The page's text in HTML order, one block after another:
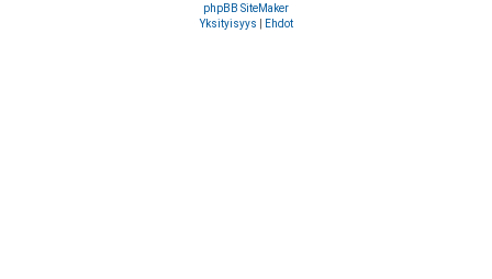
phpBB SiteMaker
Yksityisyys
Ehdot